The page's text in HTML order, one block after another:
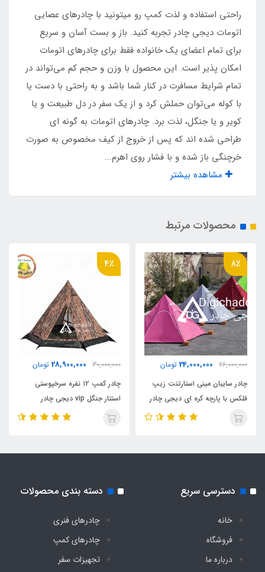
عصایی اتومات چتری آسان تاشو
کیف حمل ، میخ مهار
ابعاد بسته بندی
74*16*12 سانت
4_5 نفر
مناسب برای خواب
2_3 نفر
کشور تولید کننده
چین
راحتی استفاده و لذت کمپ رو میتونید با چادرهای عصایی
اتومات دیجی چادر تجربه کنید. باز و بست آسان و سریع
برای تمام اعضای یک خانواده فقط برای چادرهای اتومات
امکان پذیر است. این محصول با وزن و حجم کم می‌تواند در
تمام شرایط مسافرت در کنار شما باشد و به راحتی با دست یا
با کوله می‌توان حملش کرد و از یک سفر در دل طبیعت و یا
کویر و یا جنگل، لذت برد. چادرهای اتومات به گونه ای
طراحی شده اند که پس از خروج از کیف مخصوص به صورت
خرچنگی باز شده و با فشار روی اهرم...
مشاهده بیشتر
محصولات مرتبط
8٪
26,000,000
24,000,000 تومان
چادر سایبان مینی استارتنت زیپ
فلکس با پارچه کره ای دیجی چادر
4٪
30,000,000
28,900,000 تومان
چادر کمپ ۱۲ نفره سرخپوستی
استتار جنگل vip دیجی چادر
دسترسی سریع
خانه
فروشگاه
درباره ما
دسته بندی محصولات
چادرهای فنری
چادرهای کمپ
تجهیزات سفر